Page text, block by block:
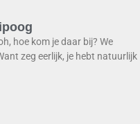
hoe kom je daar bij? We
zeg eerlijk, je hebt natuurlijk